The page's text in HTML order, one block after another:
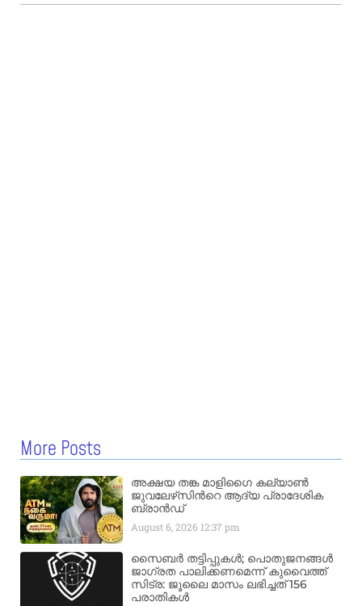
More Posts
അക്ഷയ തങ്ക മാളിഗൈ കല്യാണ്‍
ജുവലേഴ്‌സിന്‍റെ ആദ്യ പ്രാദേശിക
ബ്രാന്‍ഡ്
August 6, 2026 12:37 pm
സൈബർ തട്ടിപ്പുകൾ; പൊതുജനങ്ങൾ
ജാഗ്രത പാലിക്കണമെന്ന് കുവൈത്ത്
സിട്ര: ജൂലൈ മാസം ലഭിച്ചത് 156
പരാതികൾ